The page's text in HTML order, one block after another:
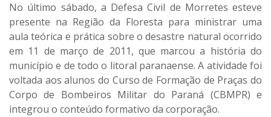
No último sábado, a Defesa Civil de Morretes esteve
presente na Região da Floresta para ministrar uma
aula teórica e prática sobre o desastre natural ocorrido
em 11 de março de 2011, que marcou a história do
município e de todo o litoral paranaense. A atividade foi
voltada aosalunos do Curso de Formação de Praças do
Corpo de Bombeiros Militar do Paraná (CBMPR) e
integrou o conteúdo formativo da corporação.